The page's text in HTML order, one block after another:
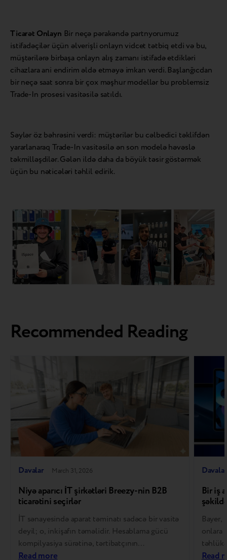
Ticarət Onlayn Bir neçə pərakəndə partnyorumuz
istifadəçilər üçün əlverişli onlayn vidcet tətbiq etdi və bu,
müştərilərə birbaşa onlayn alış zamanı istifadə etdikləri
cihazlara ani endirim əldə etməyə imkan verdi. Başlanğıcdan
bir neçə saat sonra bir çox məşhur modellər bu problemsiz
Trade-In prosesi vasitəsilə satıldı.
Səylər öz bəhrəsini verdi: müştərilər bu cəlbedici təklifdən
yararlanaraq Trade-In vasitəsilə ən son modelə həvəslə
təkmilləşdilər. Gələn ildə daha da böyük təsir göstərmək
üçün bu nəticələri təhlil edirik.
Recommended Reading
Davalar March 31, 2026
Niyə aparıcı İT şirkətləri Breezy-nin B2B
ticarətini seçirlər
İT sənayesində aparat təminatı sadəcə bir vasitə
deyil; o, inkişafın təməlidir. Hesablama gücü
kompilyasiya sürətinə, tərtibatçının
məhsuldarlığına və nəticədə məhsulun uğuruna
Read more
Davalar
Bir iş
Bayer,
onlara
Read